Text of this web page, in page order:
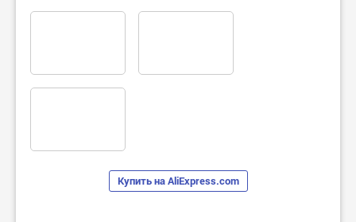
Купить на AliExpress.com